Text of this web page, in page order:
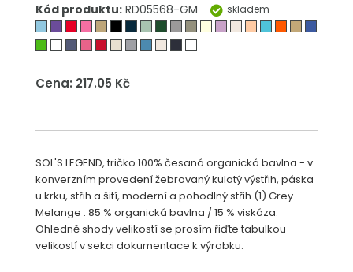
Kód produktu: RD05568-GM skladem
Cena: 217.05 Kč
SOL'S LEGEND, tričko 100% česaná organická bavlna - v
konverzním provedení žebrovaný kulatý výstřih, páska
u krku, střih a šití, moderní a pohodlný střih (1) Grey
Melange : 85 % organická bavlna / 15 % viskóza.
Ohledně shody velikostí se prosím řiďte tabulkou
velikostí v sekci dokumentace k výrobku.